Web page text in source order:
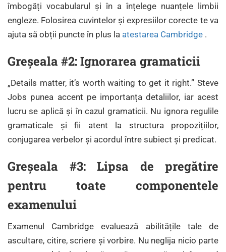
îmbogăți vocabularul și în a înțelege nuanțele limbii
engleze. Folosirea cuvintelor și expresiilor corecte te va
ajuta să obții puncte în plus la atestarea Cambridge .
Greșeala #2: Ignorarea gramaticii
„Details matter, it’s worth waiting to get it right.” Steve
Jobs punea accent pe importanța detaliilor, iar acest
lucru se aplică și în cazul gramaticii. Nu ignora regulile
gramaticale și fii atent la structura propozițiilor,
conjugarea verbelor și acordul între subiect și predicat.
Greșeala #3: Lipsa de pregătire
pentru toate componentele
examenului
Examenul Cambridge evaluează abilitățile tale de
ascultare, citire, scriere și vorbire. Nu neglija nicio parte